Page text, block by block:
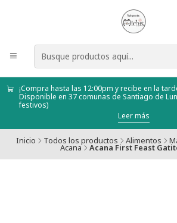
¡Compra hasta las 12:00pm y recibe en la
Disponible en 37 comunas de Santiago de
festivos)
Leer más
Inicio Todos los productos Alimentos
Acana Acana First Feast